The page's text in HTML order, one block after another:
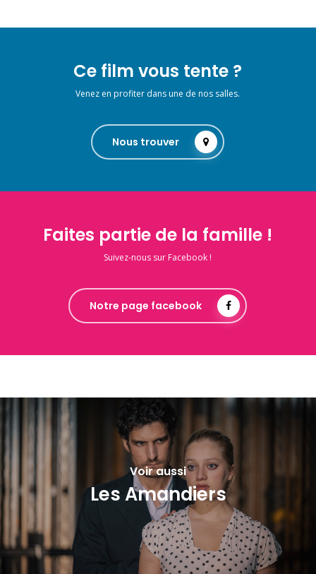
Ce film vous tente ?
Venez en profiter dans une de nos salles.
Nous trouver
Faites partie de la famille !
Suivez-nous sur Facebook !
Notre page facebook
Voir aussi
Les Amandiers